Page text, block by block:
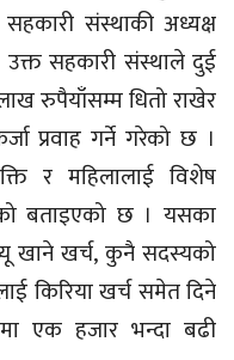
संस्थाकी अध्यक्ष
सहकारी संस्थाले दुई
रुपैयाँसम्म धितो राखेर
प्रवाह गर्ने गरेको छ ।
र महिलालाई विशेष
बताइएको छ । यसका
खाने खर्च, कुनै सदस्यको
किरिया खर्च समेत दिने
एक हजार भन्दा बढी